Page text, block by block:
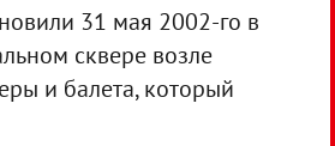
31 мая 2002-го в
сквере возле
и балета, который